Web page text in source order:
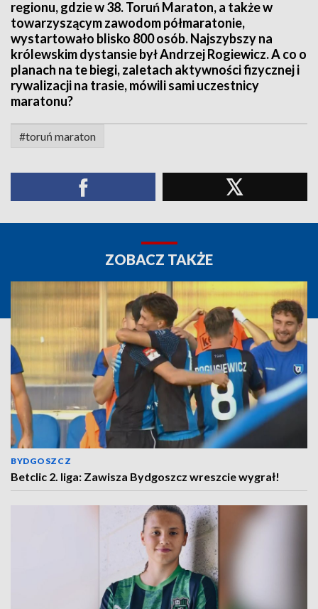
regionu, gdzie w 38. Toruń Maraton, a także w
towarzyszącym zawodom półmaratonie,
wystartowało blisko 800 osób. Najszybszy na
królewskim dystansie był Andrzej Rogiewicz. A co o
planach na te biegi, zaletach aktywności fizycznej i
rywalizacji na trasie, mówili sami uczestnicy
maratonu?
#toruń maraton
ZOBACZ TAKŻE
BYDGOSZCZ
Betclic 2. liga: Zawisza Bydgoszcz wreszcie wygrał!